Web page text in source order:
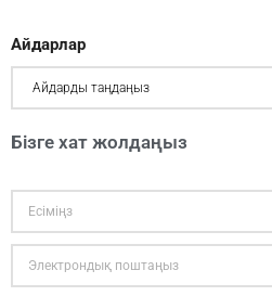
Айдарлар
Бізге хат жолдаңыз